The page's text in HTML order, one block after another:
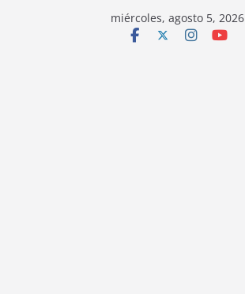
miércoles, agosto 5, 2026